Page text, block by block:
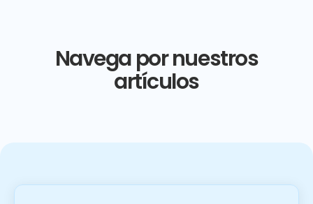
Navega por nuestros
artículos